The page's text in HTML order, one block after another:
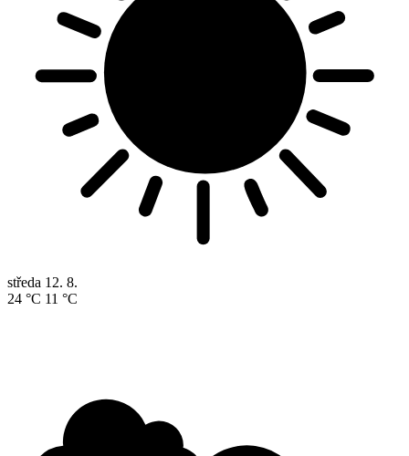
středa 12. 8.
24 °C 11 °C